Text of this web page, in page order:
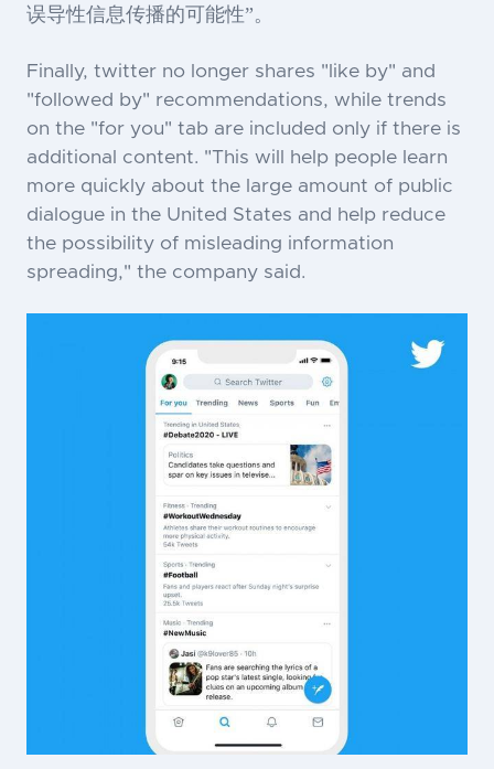
误导性信息传播的可能性”。
Finally, twitter no longer shares "like by" and
"followed by" recommendations, while trends
on the "for you" tab are included only if there is
additional content. "This will help people learn
more quickly about the large amount of public
dialogue in the United States and help reduce
the possibility of misleading information
spreading," the company said.